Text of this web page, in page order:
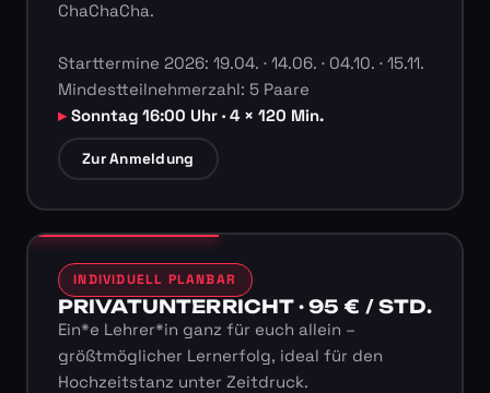
ChaChaCha.
Starttermine 2026: 19.04. · 14.06. · 04.10. · 15.11.
Mindestteilnehmerzahl: 5 Paare
Sonntag 16:00 Uhr · 4 × 120 Min.
Zur Anmeldung
INDIVIDUELL PLANBAR
PRIVATUNTERRICHT · 95 € / STD.
Ein*e Lehrer*in ganz für euch allein –
größtmöglicher Lernerfolg, ideal für den
Hochzeitstanz unter Zeitdruck.